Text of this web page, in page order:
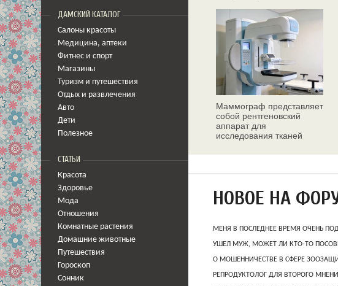
ДАМСКИЙ КАТАЛОГ
Салоны красоты
Медицина, аптеки
Фитнес и спорт
Магазины
Туризм и путешествия
Отдых и развлечения
Авто
Дети
Полезное
СТАТЬИ
Красота
Здоровье
Мода
Отношения
Комнатные растения
Домашние животные
Путешествия
Гороскоп
Сонник
Маммограф представляет
собой рентгеновский
аппарат для
исследования тканей
НОВОЕ НА
МЕНЯ В ПОСЛЕДНЕЕ ВРЕМЯ ОЧЕНЬ
УШЕЛ МУЖ, МОЖЕТ ЛИ КТО-ТО
О МОШЕННИЧЕСТВЕ В СФЕРЕ
РЕПРОДУКТОЛОГ ДЛЯ ВТОРОГО